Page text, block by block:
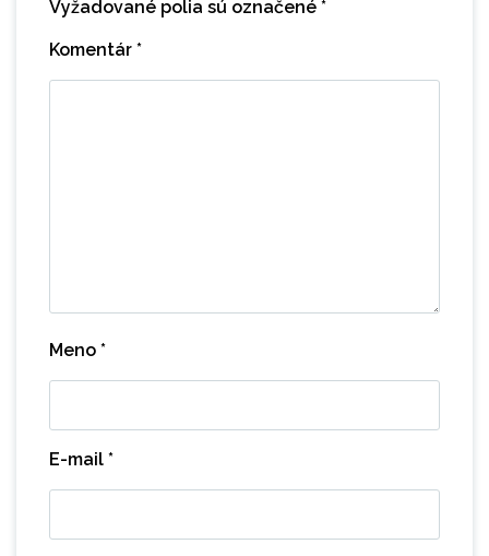
Vyžadované polia sú označené *
Komentár *
Meno *
E-mail *